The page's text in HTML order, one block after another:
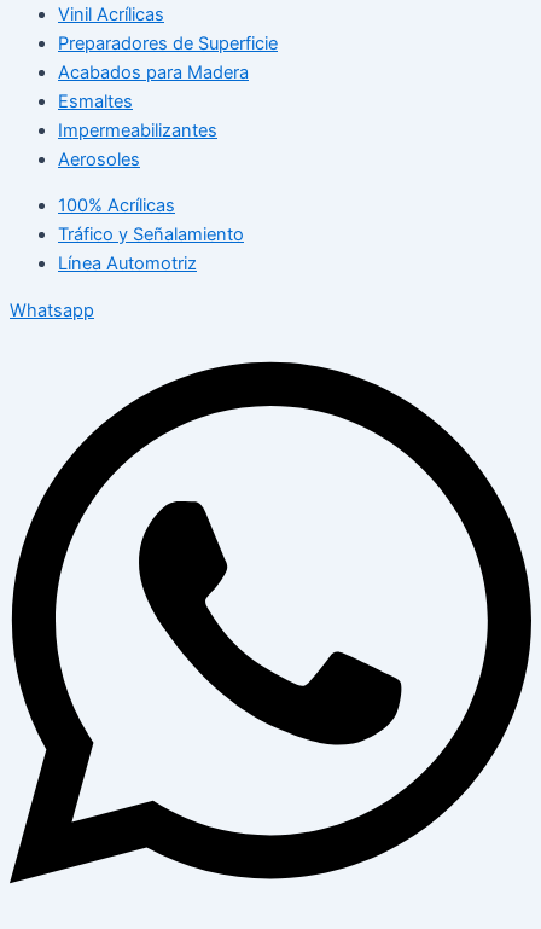
Vinil Acrílicas
Preparadores de Superficie
Acabados para Madera
Esmaltes
Impermeabilizantes
Aerosoles
100% Acrílicas
Tráfico y Señalamiento
Línea Automotriz
Whatsapp